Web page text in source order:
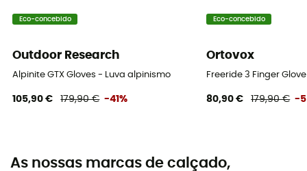
Eco-concebido
Outdoor Research
Alpinite GTX Gloves - Luva alpinismo
105,90 € 179,90 € -41%
Eco-concebido
Ortovox
Freeride 3 Finger
80,90 € 179,90 € -
As nossas marcas de calçado,